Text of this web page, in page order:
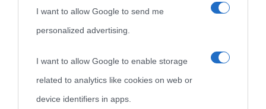
I want to allow Google to send me
personalized advertising.
I want to allow Google to enable storage
related to analytics like cookies on web or
device identifiers in apps.
nell'avversa.» (Aristotele -Frasi sulla cultura)